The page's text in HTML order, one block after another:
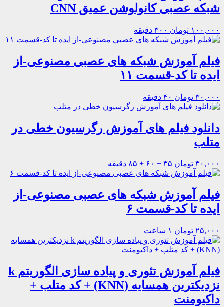
شبکه عصبی کانولوشن عمیق CNN
۱۰۰,۰۰۰ تومان ۳۰۰ دقیقه
فیلم آموزش شبکه های عصبی مصنوعی-از
ایده تا کد-قسمت ۱۱
۳۰,۰۰۰ تومان ۴۰ دقیقه
دانلود فیلم های آموزش رگرسیون خطی در
متلب
۳۰,۰۰۰ تومان ۳۵ + ۶۰ + ۸۵ دقیقه
فیلم آموزش شبکه های عصبی مصنوعی-از
ایده تا کد-قسمت ۶
۲۵,۰۰۰ تومان ۱ ساعت
فیلم آموزش تئوری و پیاده سازی الگوریتم k
نزدیکترین همسایه (KNN) + کد متلب +
داکیومنت